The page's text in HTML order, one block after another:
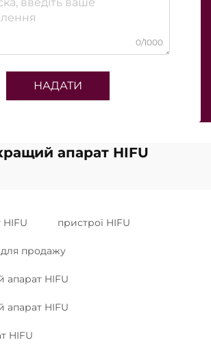
0/1000
НАДАТИ
апарат HIFU
HIFU пристрої HIFU
для продажу
апарат HIFU
апарат HIFU
HIFU